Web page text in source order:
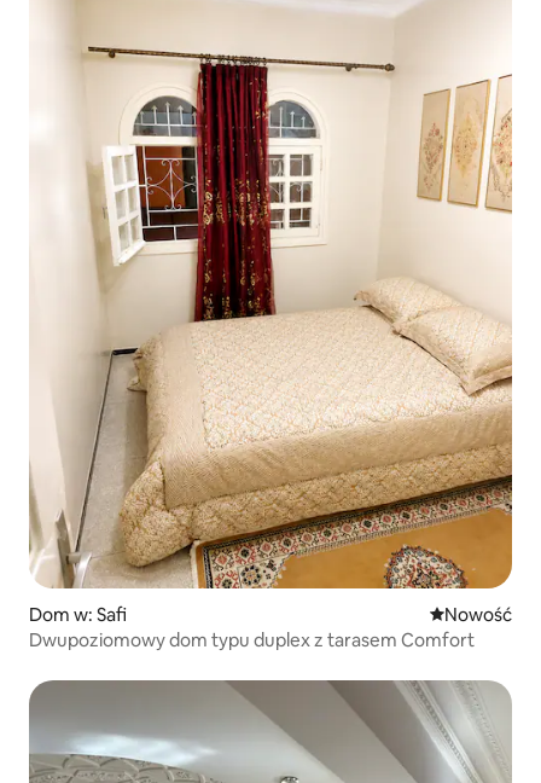
Dom w: Safi Nowe
Nowość
Dwupoziomowy dom typu duplex z tarasem Comfort